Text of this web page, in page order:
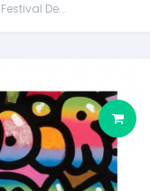
De...